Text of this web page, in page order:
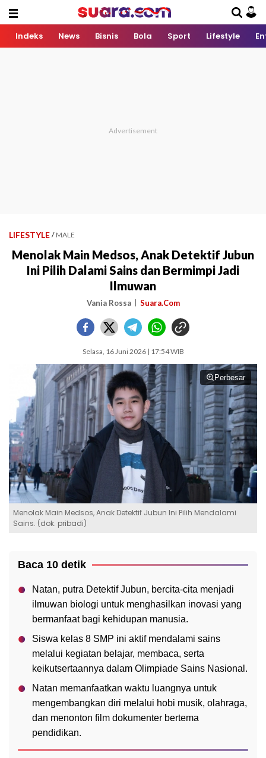
Indeks News Bisnis Bola Sport Lifestyle
LIFESTYLE / MALE
Menolak Main Medsos, Anak Detektif Jubun
Ini Pilih Dalami Sains dan Bermimpi Jadi
Ilmuwan
Vania Rossa Suara.Com
Selasa, 16 Juni 2026 | 17:54 WIB
Perbesar
Menolak Main Medsos, Anak Detektif Jubun Ini Pilih Mendalami
Sains. (dok. pribadi)
Baca 10 detik
Natan, putra Detektif Jubun, bercita-cita menjadi
ilmuwan biologi untuk menghasilkan inovasi yang
bermanfaat bagi kehidupan manusia.
Siswa kelas 8 SMP ini aktif mendalami sains
melalui kegiatan belajar, membaca, serta
keikutsertaannya dalam Olimpiade Sains Nasional.
Natan memanfaatkan waktu luangnya untuk
mengembangkan diri melalui hobi musik, olahraga,
dan menonton film dokumenter bertema
pendidikan.